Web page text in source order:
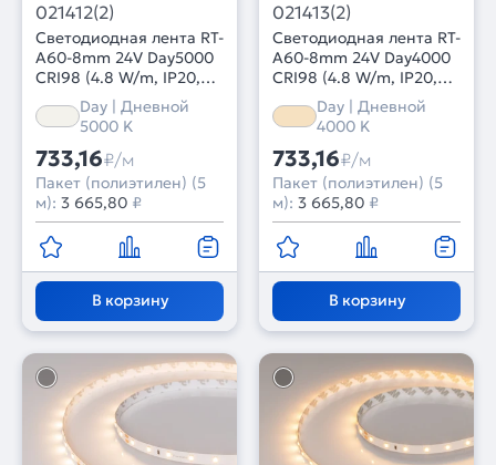
021412(2)
Светодиодная лента RT-
A60-8mm 24V Day5000
CRI98 (4.8 W/m, IP20,
2835, 5m) (Arlight, 4.8
Вт/м, IP20)
Day | Дневной
5000 K
733,16₽/м
Пакет (полиэтилен) (5
м): 3 665,80 ₽
В корзину
021413(2)
Светодиодная лента RT-
A60-8mm 24V Day4000
CRI98 (4.8 W/m, IP20,
2835, 5m) (Arlight,
Открытый)
Day | Дневной
4000 K
733,16₽/м
Пакет (полиэтилен) (5
м): 3 665,80 ₽
В корзину